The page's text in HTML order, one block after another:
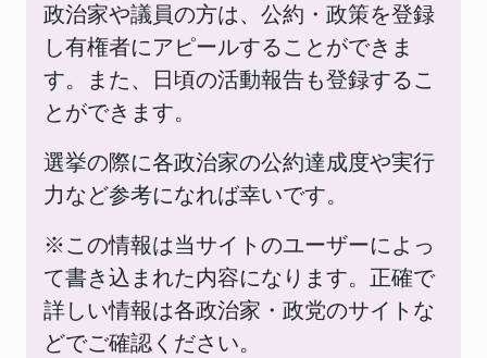
政治家や議員の方は、公約・政策を登録
し有権者にアピールすることができま
す。また、日頃の活動報告も登録するこ
とができます。
選挙の際に各政治家の公約達成度や実行
力など参考になれば幸いです。
※この情報は当サイトのユーザーによっ
て書き込まれた内容になります。正確で
詳しい情報は各政治家・政党のサイトな
どでご確認ください。